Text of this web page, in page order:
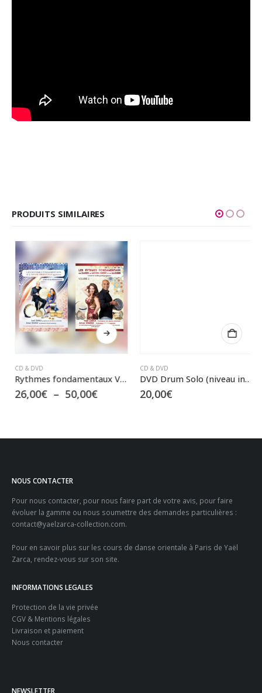
PRODUITS SIMILAIRES
Ce produit a plusieurs variations. Les options peuvent être choisies sur la page du produit
CD & DVD
Rythmes fondamentaux Volume 1: …de la danse orientale / Volume 2 : …du Moyen-Orient et du Maghreb (livret & clé USB) — Basic Rhythms: Instructional booklet n°1 & USB key
26,00€ – 50,00€Plage
à
CD & DVD
DVD Drum Solo (niveau intermédiaire)
20,00€
NOUS CONTACTER
Pour nous contacter, pour nous faire part de votre avis, pour faire
évoluer la gamme ou nous soumettre des demandes particulières :
contact@yaelzarca-collection.com.
Pour en savoir plus sur les cours de danse orientale à Paris de Yaël
Zarca, rendez-vous sur son site.
INFORMATIONS LEGALES
Protection de la vie privée
CGV & Mentions légales
Livraison et paiement
Nous contacter
NEWSLETTER